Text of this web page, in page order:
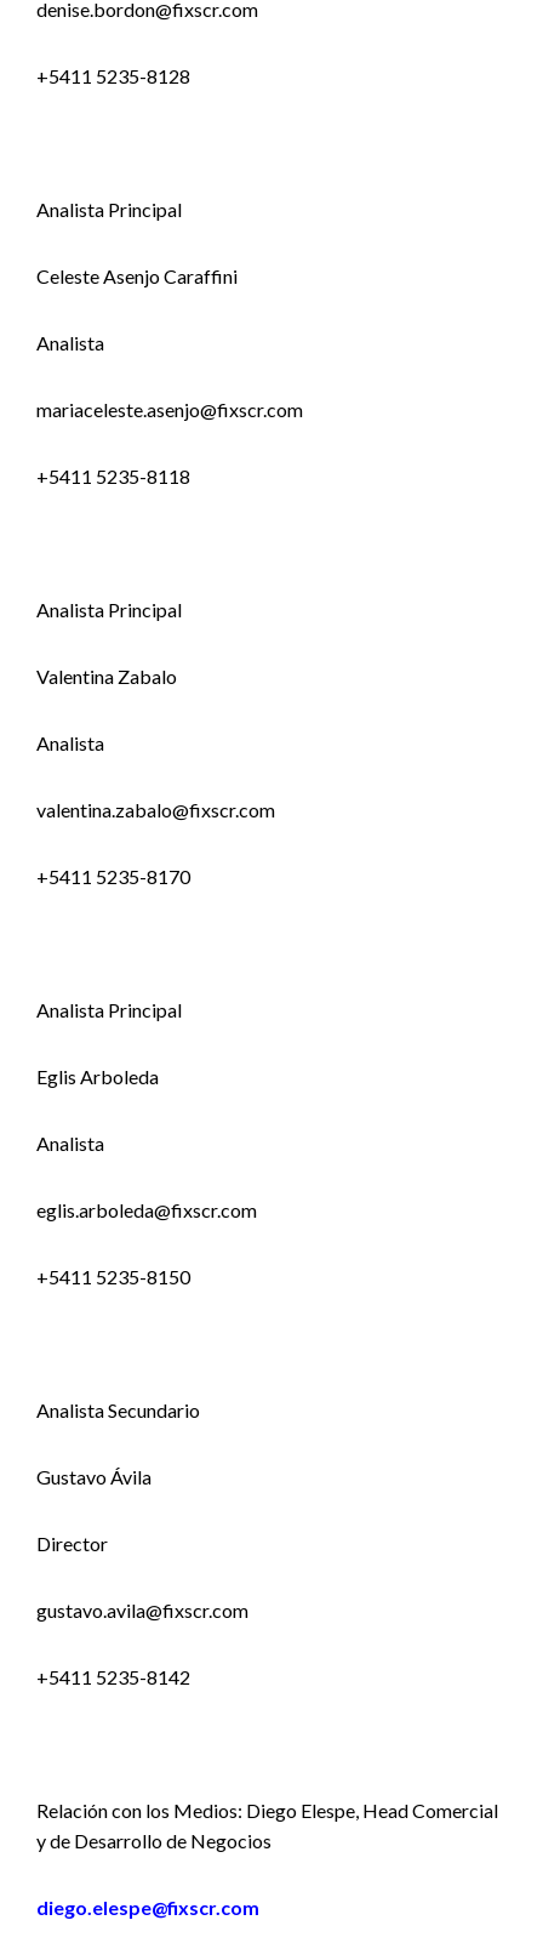
denise.bordon@fixscr.com
+5411 5235-8128
Analista Principal
Celeste Asenjo Caraffini
Analista
mariaceleste.asenjo@fixscr.com
+5411 5235-8118
Analista Principal
Valentina Zabalo
Analista
valentina.zabalo@fixscr.com
+5411 5235-8170
Analista Principal
Eglis Arboleda
Analista
eglis.arboleda@fixscr.com
+5411 5235-8150
Analista Secundario
Gustavo Ávila
Director
gustavo.avila@fixscr.com
+5411 5235-8142
Relación con los Medios: Diego Elespe, Head Comercial
y de Desarrollo de Negocios
diego.elespe@fixscr.com